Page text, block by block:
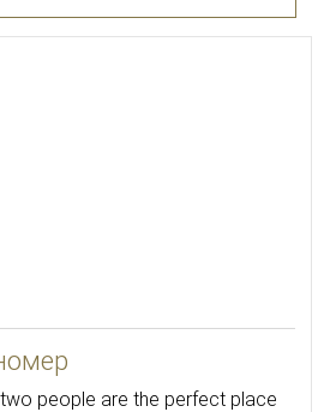
people are the perfect place